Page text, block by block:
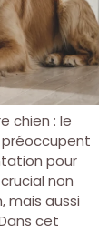
chien : le
pour
non
mais aussi
cet